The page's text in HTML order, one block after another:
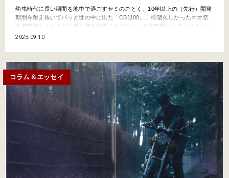
幼虫時代に長い期間を地中で過ごすセミのごとく、10年以上の（先行）開発
期間を耐え抜いてバッと世の中に出た「CB1100」。待望久しかったネオ空
冷四発はセミのように儚く姿を消すことはなく、大排気量ビッグバイクジャ
ンルに確固とした地位を獲得。歩みを止めぬまま世に放たれた数多くのバリ
【中編】はコチラ！ &nbs…
2023.09.10
コラム＆エッセイ